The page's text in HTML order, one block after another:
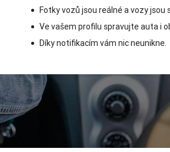
Fotky vozů jsou reálné a vozy jsou
Ve vašem profilu spravujte auta i
Díky notifikacím vám nic neunikne.